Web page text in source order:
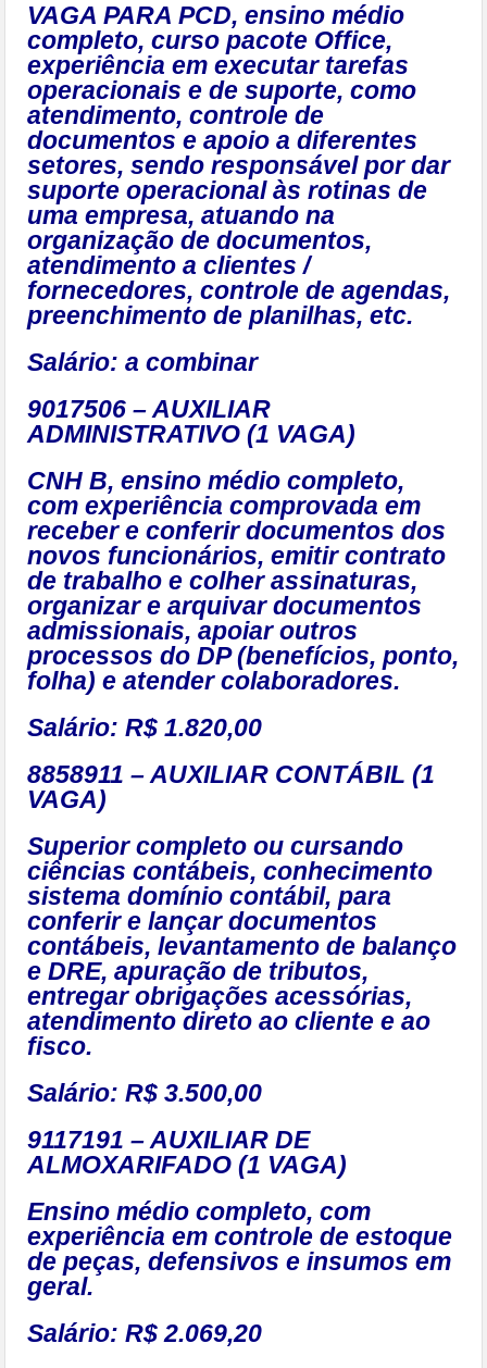
VAGA PARA PCD, ensino médio
completo, curso pacote Office,
experiência em executar tarefas
operacionais e de suporte, como
atendimento, controle de
documentos e apoio a diferentes
setores, sendo responsável por dar
suporte operacional às rotinas de
uma empresa, atuando na
organização de documentos,
atendimento a clientes /
fornecedores, controle de agendas,
preenchimento de planilhas, etc.
Salário: a combinar
9017506 – AUXILIAR
ADMINISTRATIVO (1 VAGA)
CNH B, ensino médio completo,
com experiência comprovada em
receber e conferir documentos dos
novos funcionários, emitir contrato
de trabalho e colher assinaturas,
organizar e arquivar documentos
admissionais, apoiar outros
processos do DP (benefícios, ponto,
folha) e atender colaboradores.
Salário: R$ 1.820,00
8858911 – AUXILIAR CONTÁBIL (1
VAGA)
Superior completo ou cursando
ciências contábeis, conhecimento
sistema domínio contábil, para
conferir e lançar documentos
contábeis, levantamento de balanço
e DRE, apuração de tributos,
entregar obrigações acessórias,
atendimento direto ao cliente e ao
fisco.
Salário: R$ 3.500,00
9117191 – AUXILIAR DE
ALMOXARIFADO (1 VAGA)
Ensino médio completo, com
experiência em controle de estoque
de peças, defensivos e insumos em
geral.
Salário: R$ 2.069,20